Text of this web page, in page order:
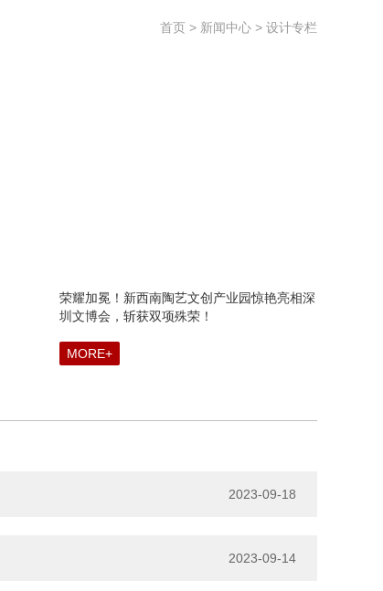
首页 > 新闻中心 > 设计专栏
荣耀加冕！新西南陶艺文创产业园惊艳亮相深
圳文博会，斩获双项殊荣！
MORE+
2023-09-18
2023-09-14